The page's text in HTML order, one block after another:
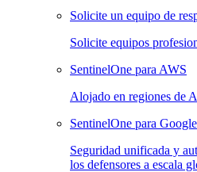
Solicite un equipo de
Solicite equipos
SentinelOne para AWS
Alojado en regiones de
SentinelOne para Google
Seguridad unificada y
los defensores a escala